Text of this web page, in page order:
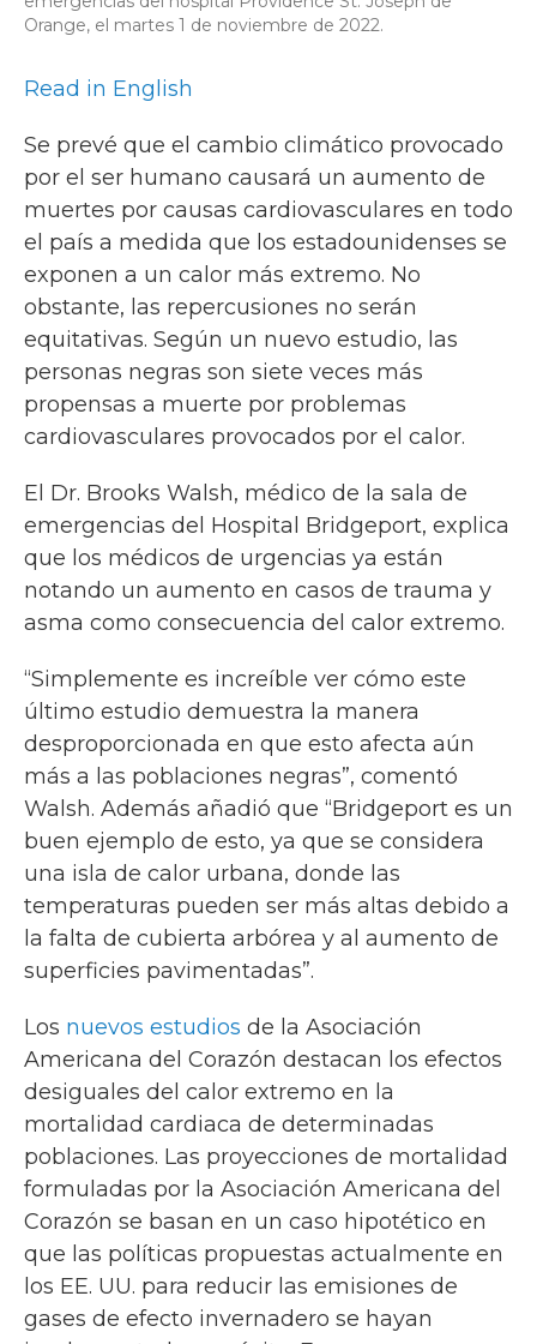
Orange, el martes 1 de noviembre de 2022.
Read in English
Se prevé que el cambio climático provocado
por el ser humano causará un aumento de
muertes por causas cardiovasculares en todo
el país a medida que los estadounidenses se
exponen a un calor más extremo. No
obstante, las repercusiones no serán
equitativas. Según un nuevo estudio, las
personas negras son siete veces más
propensas a muerte por problemas
cardiovasculares provocados por el calor.
El Dr. Brooks Walsh, médico de la sala de
emergencias del Hospital Bridgeport, explica
que los médicos de urgencias ya están
notando un aumento en casos de trauma y
asma como consecuencia del calor extremo.
“Simplemente es increíble ver cómo este
último estudio demuestra la manera
desproporcionada en que esto afecta aún
más a las poblaciones negras”, comentó
Walsh. Además añadió que “Bridgeport es un
buen ejemplo de esto, ya que se considera
una isla de calor urbana, donde las
temperaturas pueden ser más altas debido a
la falta de cubierta arbórea y al aumento de
superficies pavimentadas”.
Los nuevos estudios de la Asociación
Americana del Corazón destacan los efectos
desiguales del calor extremo en la
mortalidad cardiaca de determinadas
poblaciones. Las proyecciones de mortalidad
formuladas por la Asociación Americana del
Corazón se basan en un caso hipotético en
que las políticas propuestas actualmente en
los EE. UU. para reducir las emisiones de
gases de efecto invernadero se hayan